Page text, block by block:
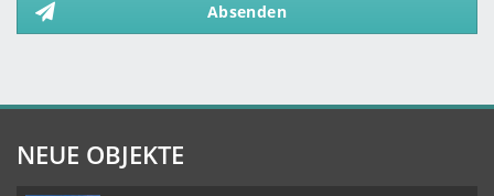
Absenden
NEUE OBJEKTE